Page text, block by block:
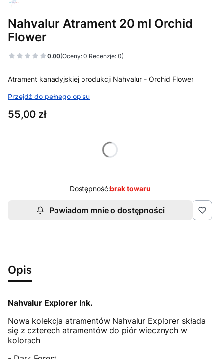
Nahvalur Atrament 20 ml Orchid
Flower
0.00(Oceny: 0 Recenzje: 0)
Atrament kanadyjskiej produkcji Nahvalur - Orchid Flower
Przejdź do pełnego opisu
Cena
55,00 zł
Poszczególne warianty mogą różnić się ceną
Dostępność:brak towaru
Powiadom mnie o dostępności
Opis
Nahvalur Explorer Ink.
Nowa kolekcja atramentów Nahvalur Explorer składa
się z czterech atramentów do piór wiecznych w
kolorach